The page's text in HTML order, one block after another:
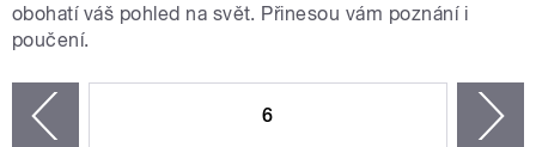
obohatí váš pohled na svět. Přinesou vám poznání i
poučení.
6